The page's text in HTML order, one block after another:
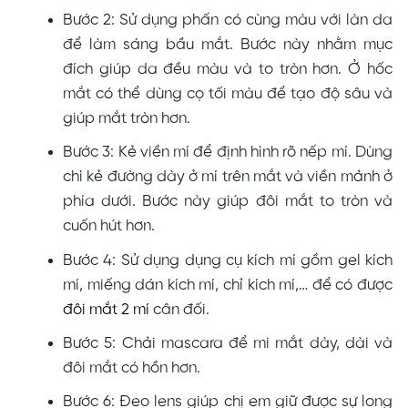
Bước 2: Sử dụng phấn có cùng màu với làn da
để làm sáng bầu mắt. Bước này nhằm mục
đích giúp da đều màu và to tròn hơn. Ở hốc
mắt có thể dùng cọ tối màu để tạo độ sâu và
giúp mắt tròn hơn.
Bước 3: Kẻ viền mí để định hình rõ nếp mí. Dùng
chì kẻ đường dày ở mí trên mắt và viền mảnh ở
phía dưới. Bước này giúp đôi mắt to tròn và
cuốn hút hơn.
Bước 4: Sử dụng dụng cụ kích mí gồm gel kích
mí, miếng dán kích mí, chỉ kích mí,… để có được
đôi mắt 2 mí cân đối.
Bước 5: Chải mascara để mi mắt dày, dài và
đôi mắt có hồn hơn.
Bước 6: Đeo lens giúp chị em giữ được sự long